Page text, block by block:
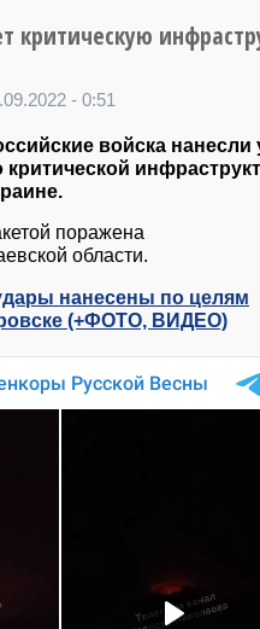
критическую
- 0:51
войска нанесли
критической
поражена
области.
нанесены по целям
(+ФОТО, ВИДЕО)